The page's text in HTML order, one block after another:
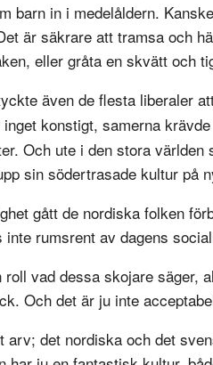
barn in i medelåldern.
är säkrare att tramsa och
eller gråta en skvätt och
även de flesta liberaler
inget konstigt, samerna
Och ute i den stora
sin södertrasade kultur på
gått de nordiska folken
rumsrent av dagens
vad dessa skojare säger,
Och det är ju inte
det nordiska och det